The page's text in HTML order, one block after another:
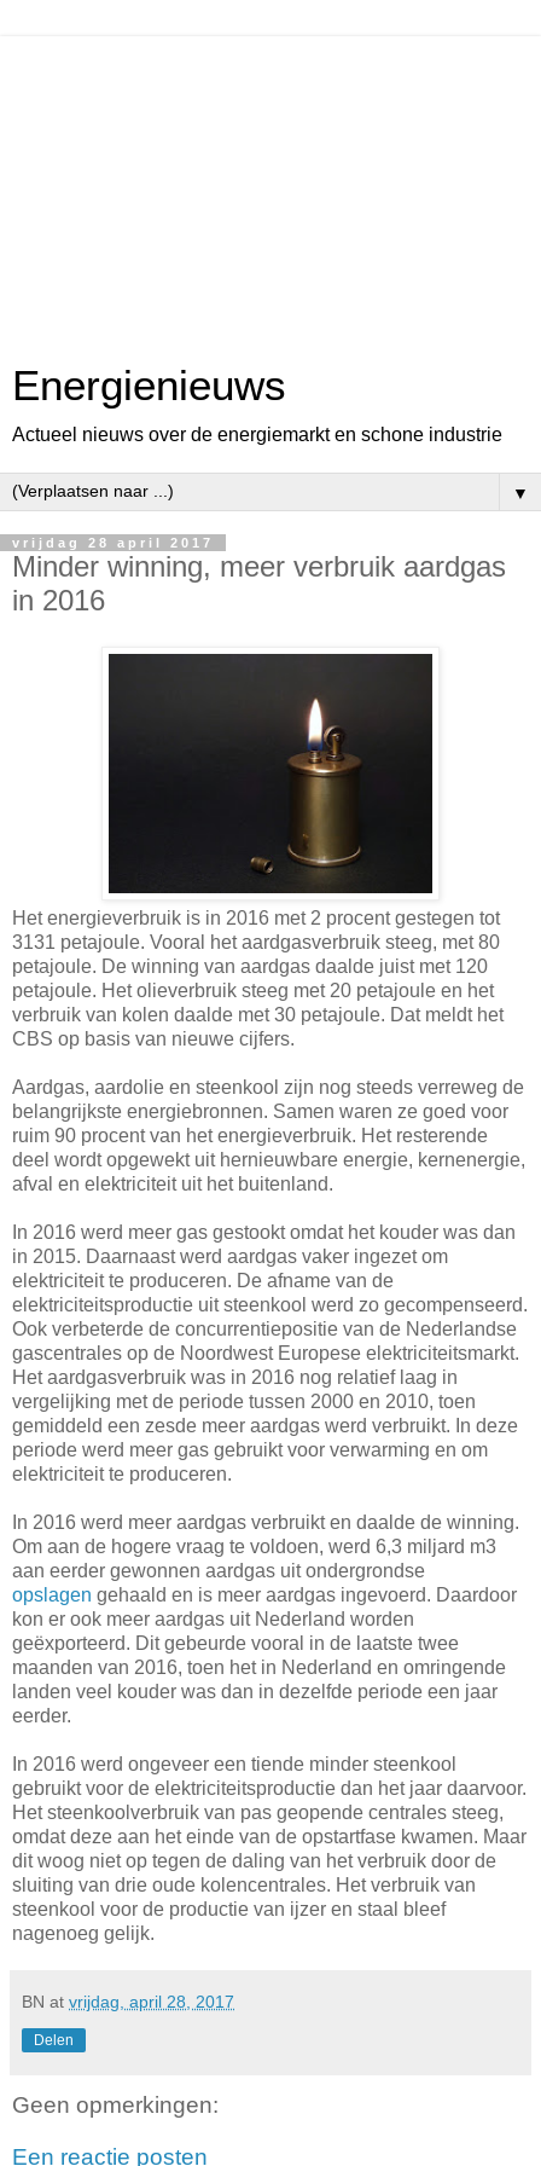
Energienieuws
Actueel nieuws over de energiemarkt en schone industrie
▼
vrijdag 28 april 2017
Minder winning, meer verbruik aardgas
in 2016
Het energieverbruik is in 2016 met 2 procent gestegen tot
3131 petajoule. Vooral het aardgasverbruik steeg, met 80
petajoule. De winning van aardgas daalde juist met 120
petajoule. Het olieverbruik steeg met 20 petajoule en het
verbruik van kolen daalde met 30 petajoule. Dat meldt het
CBS op basis van nieuwe cijfers.
Aardgas, aardolie en steenkool zijn nog steeds verreweg de
belangrijkste energiebronnen. Samen waren ze goed voor
ruim 90 procentvan het energieverbruik. Het resterende
deel wordt opgewekt uit hernieuwbare energie, kernenergie,
afval en elektriciteit uit het buitenland.
In 2016 werd meer gas gestookt omdat het kouder was dan
in 2015. Daarnaast werd aardgas vaker ingezet om
elektriciteit te produceren. De afname van de
elektriciteitsproductie uit steenkool werd zo gecompenseerd.
Ook verbeterde de concurrentiepositie van de Nederlandse
gascentrales op de Noordwest Europese elektriciteitsmarkt.
Het aardgasverbruik was in 2016 nog relatief laag in
vergelijking met de periode tussen 2000 en 2010, toen
gemiddeld een zesde meer aardgas werd verbruikt. In deze
periode werd meer gas gebruikt voor verwarming en om
elektriciteit te produceren.
In 2016 werd meer aardgas verbruikt en daalde de winning.
Om aan de hogere vraag te voldoen, werd 6,3 miljard m3
aan eerder gewonnen aardgas uit ondergrondse
opslagen gehaald en is meer aardgas ingevoerd. Daardoor
kon er ook meer aardgas uit Nederland worden
geëxporteerd. Dit gebeurde vooral in de laatste twee
maanden van 2016, toen het in Nederland en omringende
landen veel kouder was dan in dezelfde periode een jaar
eerder.
In 2016 werd ongeveer een tiende minder steenkool
gebruikt voor de elektriciteitsproductie dan het jaar daarvoor.
Het steenkoolverbruik van pas geopende centrales steeg,
omdat deze aan het einde van de opstartfase kwamen. Maar
dit woog niet op tegen de daling van het verbruik door de
sluiting van drie oude kolencentrales. Het verbruik van
steenkool voor de productie van ijzer en staal bleef
nagenoeg gelijk.
BN at vrijdag, april 28, 2017
Delen
Geen opmerkingen:
Een reactie posten